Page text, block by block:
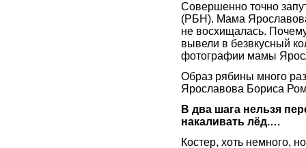
Совершенно точно
(РБН). Мама
не восхищалась.
вывели в безвкусный
фотографии мамы
Образ рябины много
Ярославова Бориса
В два шага нельзя
накаливать лёд.…
Костер, хоть немного,